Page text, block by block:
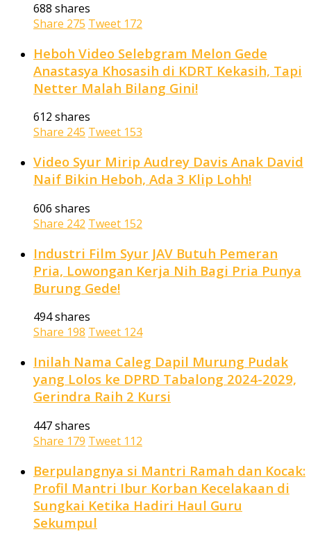
688 shares
Share 275 Tweet 172
Heboh Video Selebgram Melon Gede
Anastasya Khosasih di KDRT Kekasih, Tapi
Netter Malah Bilang Gini!
612 shares
Share 245 Tweet 153
Video Syur Mirip Audrey Davis Anak David
Naif Bikin Heboh, Ada 3 Klip Lohh!
606 shares
Share 242 Tweet 152
Industri Film Syur JAV Butuh Pemeran
Pria, Lowongan Kerja Nih Bagi Pria Punya
Burung Gede!
494 shares
Share 198 Tweet 124
Inilah Nama Caleg Dapil Murung Pudak
yang Lolos ke DPRD Tabalong 2024-2029,
Gerindra Raih 2 Kursi
447 shares
Share 179 Tweet 112
Berpulangnya si Mantri Ramah dan Kocak:
Profil Mantri Ibur Korban Kecelakaan di
Sungkai Ketika Hadiri Haul Guru
Sekumpul